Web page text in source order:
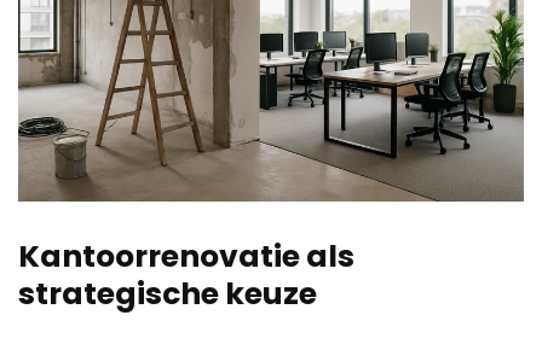
Kantoorrenovatie als
strategische keuze